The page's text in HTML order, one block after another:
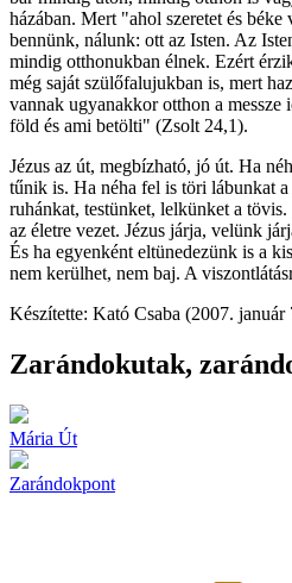
házában. Mert "ahol szeretet és
bennünk, nálunk: ott az Isten. Az
mindig otthonukban élnek. Ezért
még saját szülőfalujukban is, mert
vannak ugyanakkor otthon a messze
föld és ami betölti" (Zsolt 24,1).
Jézus az út, megbízható, jó út. Ha
tűnik is. Ha néha fel is töri lábunkat
ruhánkat, testünket, lelkünket a
az életre vezet. Jézus járja, velünk
És ha egyenként eltünedezünk is a
nem kerülhet, nem baj. A
Készítette: Kató Csaba (2007. január
Zarándokutak,
Mária Út
Zarándokpont